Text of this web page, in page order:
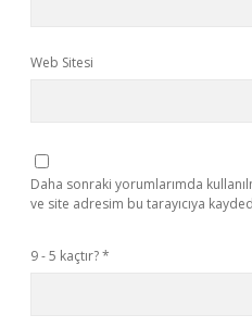
Web Sitesi
Daha sonraki yorumlarımda
ve site adresim bu tarayıcıya
9 - 5 kaçtır?*